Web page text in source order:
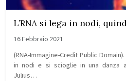
L’RNA si lega in nodi,
16 Febbraio 2021
(RNA-Immagine-Credit Public
in nodi e si scioglie in una danza
Julius…